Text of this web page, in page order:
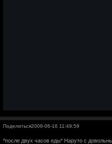
Поделиться2008-06-16 11:49:59
*после двух часов еды* Наруто с